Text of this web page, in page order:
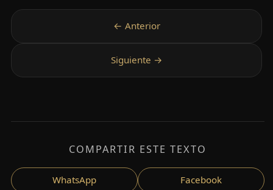
COMPARTIR ESTE TEXTO
WhatsApp Facebook